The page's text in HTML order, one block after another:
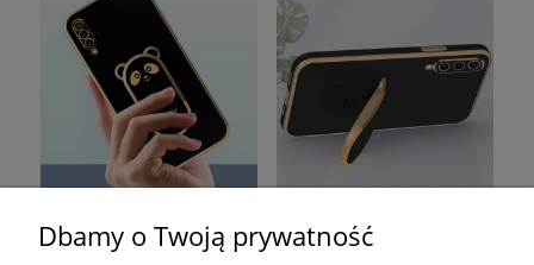
Pomoc
Dbamy o Twoją prywatność